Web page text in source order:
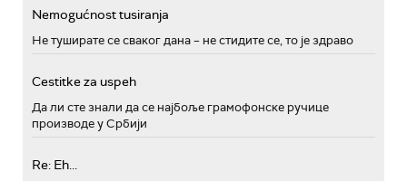
Nemogućnost tusiranja
Не туширате се сваког дана – не стидите се, то је здраво
Cestitke za uspeh
Да ли сте знали да се најбоље грамофонске ручице
производе у Србији
Re: Eh...